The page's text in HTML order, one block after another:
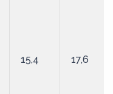
15,4 17,6